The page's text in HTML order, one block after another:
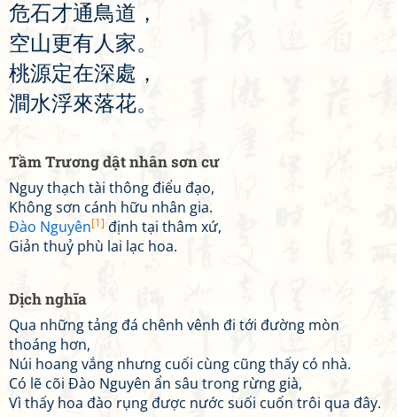
危石才通鳥道 ，
空山更有 人 家。
桃源定在深處 ，
澗水浮來落花。
Tầm Trương dật nhân sơn cư
Nguy thạch tài thông điểu đạo,
Không sơn cánh hữu nhân gia.
Đào Nguyên[1] định tại thâm xứ,
Giản thuỷ phù lai lạc hoa.
Dịch nghĩa
Qua những tảng đá chênh vênh đi tới đường mòn
thoáng hơn,
Núi hoang vắng nhưng cuối cùng cũng thấy có nhà.
Có lẽ cõi Đào Nguyên ẩn sâu trong rừng già,
Vì thấy hoa đào rụng được nước suối cuốn trôi qua đây.